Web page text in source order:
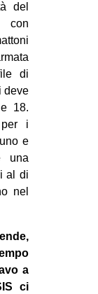
del
con
di
deve
18.
i
e
una
al di
nel
a
ci